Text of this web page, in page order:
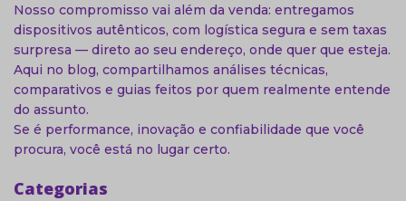
Nosso compromisso vai além da venda: entregamos
dispositivos autênticos, com logística segura e sem taxas
surpresa — direto ao seu endereço, onde quer que esteja.
Aqui no blog, compartilhamos análises técnicas,
comparativos e guias feitos por quem realmente entende
do assunto.
Se é performance, inovação e confiabilidade que você
procura, você está no lugar certo.
Categorias